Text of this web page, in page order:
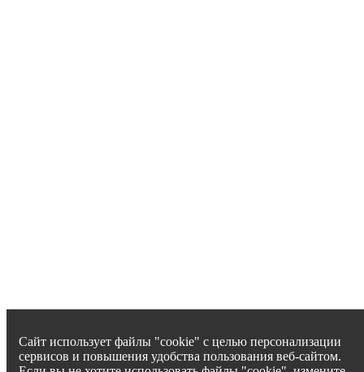
Сайт использует файлы "cookie" с целью персонализации
сервисов и повышения удобства пользования веб-сайтом.